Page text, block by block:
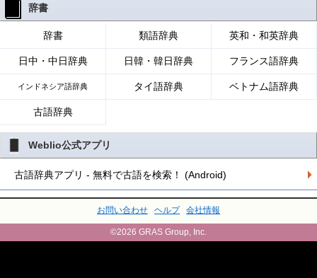
辞書
辞書 類語辞典 英和・和英辞典
日中・中日辞典 日韓・韓日辞典 フランス語辞典
インドネシア語辞典 タイ語辞典 ベトナム語辞典
古語辞典
Weblio公式アプリ
古語辞典アプリ - 無料で古語を検索！ (Android)
お問い合わせ ヘルプ 会社情報
©2026 GRAS Group, Inc.